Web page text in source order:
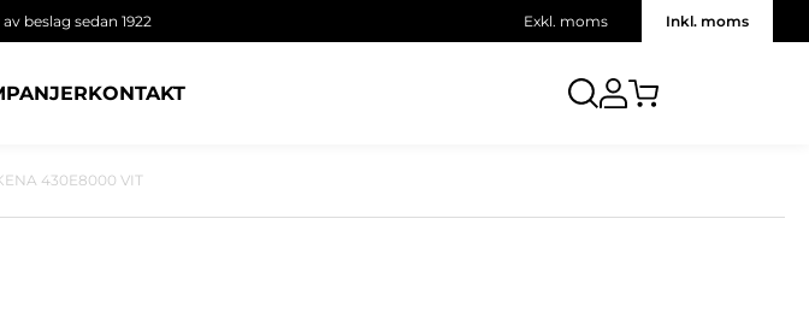
beslag sedan 1922 Exkl. moms Inkl. moms
KONTAKT
430E8000 VIT